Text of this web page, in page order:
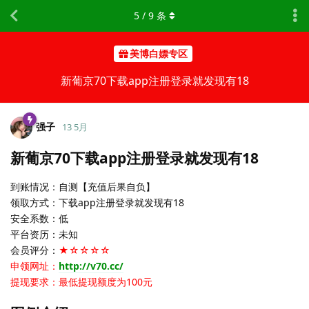
美博白嫖专区
新葡京70下载app注册登录就发现有18
5 / 9 条
强子 13 5月
新葡京70下载app注册登录就发现有18
到账情况：自测【充值后果自负】
领取方式：下载app注册登录就发现有18
安全系数：低
平台资历：未知
会员评分： ★☆☆☆☆
申领网址： http://v70.cc/
提现要求：最低提现额度为100元